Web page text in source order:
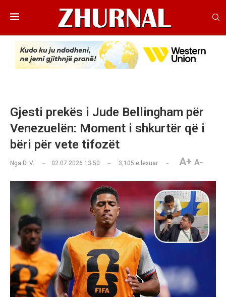
Gjesti prekës i Jude Bellingham për
Venezuelën: Moment i shkurtër që i
bëri për vete tifozët
Nga D. V. 02.07.2026 13:50 3,105 e lexuar A+ A-